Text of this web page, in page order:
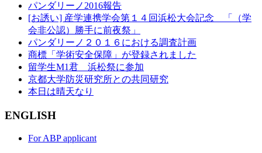
パンダリーノ2016報告
[お誘い] 産学連携学会第１４回浜松大会記念 「（学
会非公認）勝手に前夜祭」
パンダリーノ２０１６における調査計画
商標「学術安全保障」が登録されました
留学生M1君 浜松祭に参加
京都大学防災研究所との共同研究
本日は晴天なり
ENGLISH
For ABP applicant